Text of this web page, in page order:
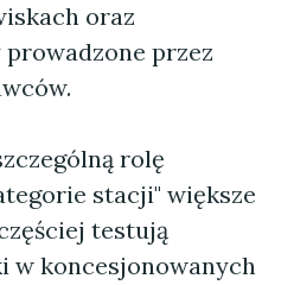
oraz
przez
rolę
stacji" większe
testują
w koncesjonowanych